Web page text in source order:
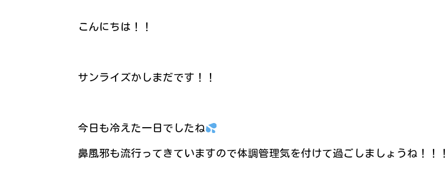
こんにちは！！
サンライズかしまだです！！
今日も冷えた一日でしたね
鼻風邪も流行ってきていますので体調管理気を付けて過ごしましょうね！！！